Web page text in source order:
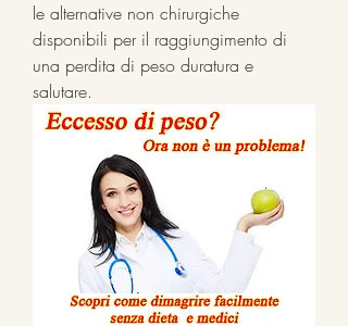
le alternative non chirurgiche
disponibili per il raggiungimento di
una perdita di peso duratura e
salutare.